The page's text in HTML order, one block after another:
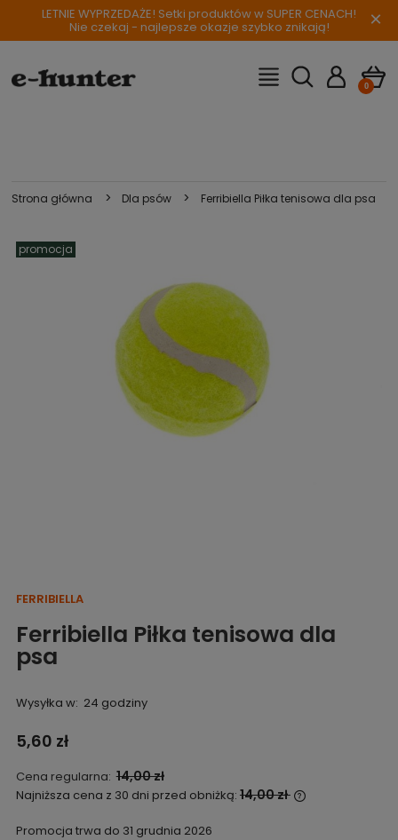
LETNIE WYPRZEDAŻE! Setki produktów w SUPER CENACH!
Nie czekaj - najlepsze okazje szybko znikają! ×
Strona główna > Dla psów > Ferribiella Piłka tenisowa dla psa
promocja
FERRIBIELLA
Ferribiella Piłka tenisowa dla
psa
Wysyłka w: 24 godziny
5,60 zł
Cena regularna: 14,00 zł
Najniższa cena z 30 dni przed obniżką: 14,00 zł
Promocja trwa do 31 grudnia 2026